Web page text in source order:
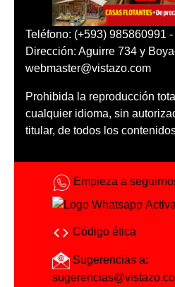
Teléfono: (+593) 985860991 -
Dirección: Aguirre 734 y
webmaster@vistazo.com
Prohibida la reproducción
cualquier idioma, sin
titular, de todos los
Empieza a
Código ética
Sugerencias a: